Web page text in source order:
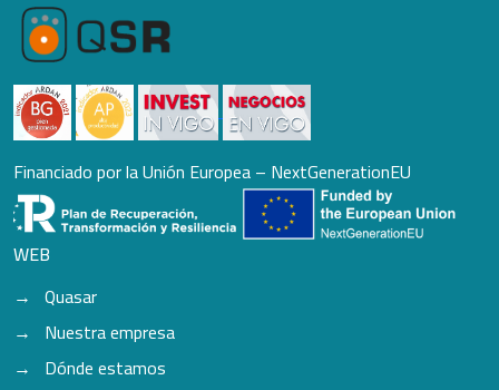
Financiado por la Unión Europea – NextGenerationEU
WEB
Quasar
Nuestra empresa
Dónde estamos